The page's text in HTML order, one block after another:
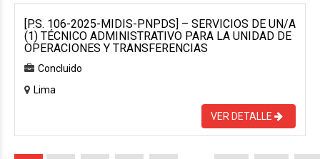
[P.S. 106-2025-MIDIS-PNPDS] – SERVICIOS DE UN/A
(1) TÉCNICO ADMINISTRATIVO PARA LA UNIDAD DE
OPERACIONES Y TRANSFERENCIAS
Concluido
Lima
VER DETALLE